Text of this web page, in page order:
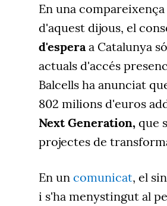
En una
d'aquest dijous, el
d'esperaa Catalunya
actuals d'accés
Balcells ha anunciat
802 milions d'euros
Next Generation, que
projectes de
En un comunicat, el
i s'ha menystingut al